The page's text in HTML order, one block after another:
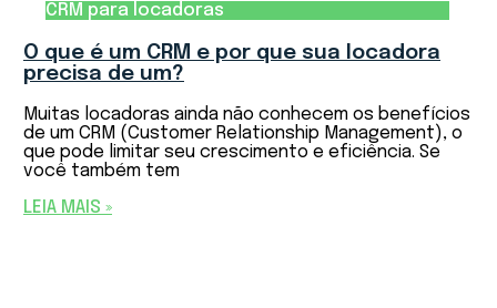
CRM para locadoras
O que é um CRM e por que sua locadora
precisa de um?
Muitas locadoras ainda não conhecem os benefícios
de um CRM (Customer Relationship Management), o
que pode limitar seu crescimento e eficiência. Se
você também tem
LEIA MAIS »